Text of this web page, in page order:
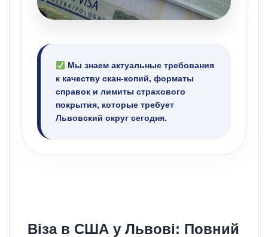
Мы знаем актуальные требования
к качеству скан-копий, форматы
справок и лимиты страхового
покрытия, которые требует
Львовский округ сегодня.
Віза в США у Львові: Повний